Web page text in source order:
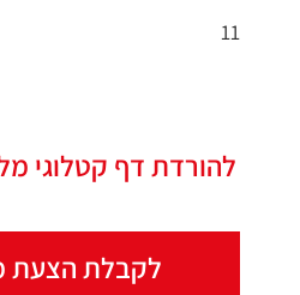
11
להורדת דף קטלוגי
לקבלת הצעת